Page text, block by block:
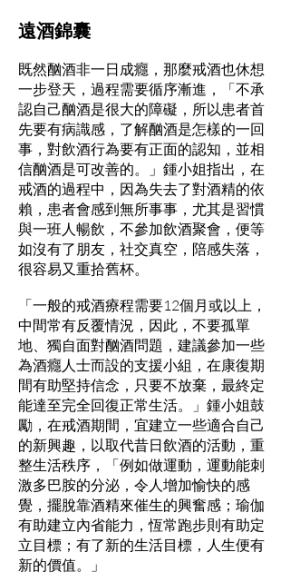
遠酒錦囊
既然酗酒非一日成癮，那麼戒酒也休想
一步登天，過程需要循序漸進，「不承
認自己酗酒是很大的障礙，所以患者首
先要有病識感，了解酗酒是怎樣的一回
事，對飲酒行為要有正面的認知，並相
信酗酒是可改善的。」鍾小姐指出，在
戒酒的過程中，因為失去了對酒精的依
賴，患者會感到無所事事，尤其是習慣
與一班人暢飲，不參加飲酒聚會，便等
如沒有了朋友，社交真空，陪感失落，
很容易又重拾舊杯。
「一般的戒酒療程需要12個月或以上，
中間常有反覆情況，因此，不要孤單
地、獨自面對酗酒問題，建議參加一些
為酒癮人士而設的支援小組，在康復期
間有助堅持信念，只要不放棄，最終定
能達至完全回復正常生活。」鍾小姐鼓
勵，在戒酒期間，宜建立一些適合自己
的新興趣，以取代昔日飲酒的活動，重
整生活秩序，「例如做運動，運動能刺
激多巴胺的分泌，令人增加愉快的感
覺，擺脫靠酒精來催生的興奮感；瑜伽
有助建立內省能力，恆常跑步則有助定
立目標；有了新的生活目標，人生便有
新的價值。」